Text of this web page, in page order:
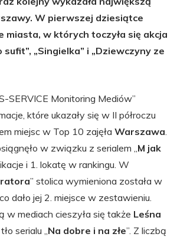
W pierwszej dziesiątce
miasta, w których toczyła się akcja
sufit”, „Singielka” i „Dziewczyny ze
SERVICE Monitoring Mediów”
które ukazały się w II półroczu
miejsc w Top 10 zajęła Warszawa.
w związku z serialem „M jak
i 1. lokatę w rankingu. W
” stolica wymieniona została w
dało jej 2. miejsce w zestawieniu.
w mediach cieszyła się także Leśna
serialu „Na dobre i na złe”. Z liczbą